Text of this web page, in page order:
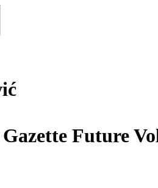
Future